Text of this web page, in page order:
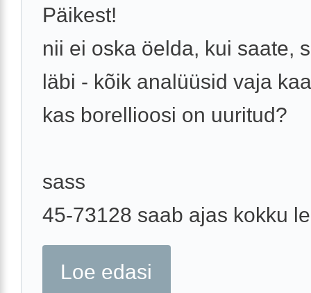
Päikest!
nii ei oska öelda, kui saate,
läbi - kõik analüüsid vaja
kas borellioosi on uuritud?
sass
45-73128 saab ajas kokku
Loe edasi